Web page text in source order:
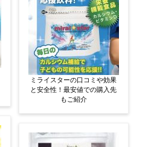
ミライスターの口コミや効果
と安全性！最安値での購入先
もご紹介